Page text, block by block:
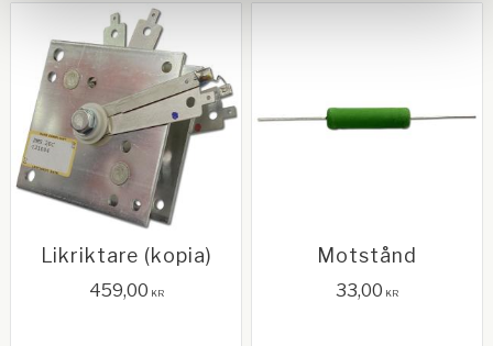
Likriktare (kopia)
459,00 KR
Motstånd
33,00 KR